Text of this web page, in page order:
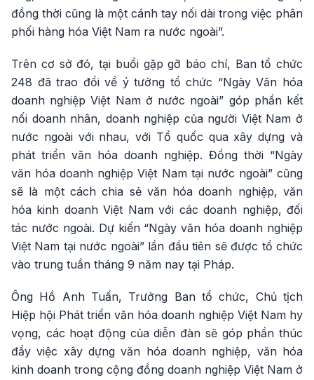
đồng thời cũng là một cánh tay nối dài trong việc phân
phối hàng hóa Việt Nam ra nước ngoài”.
Trên cơ sở đó, tại buổi gặp gỡ báo chí, Ban tổ chức
248 đã trao đổi về ý tưởng tổ chức “Ngày Văn hóa
doanh nghiệp Việt Nam ở nước ngoài” góp phần kết
nối doanh nhân, doanh nghiệp của người Việt Nam ở
nước ngoài với nhau, với Tổ quốc qua xây dựng và
phát triển văn hóa doanh nghiệp. Đồng thời “Ngày
văn hóa doanh nghiệp Việt Nam tại nước ngoài” cũng
sẽ là một cách chia sẻ văn hóa doanh nghiệp, văn
hóa kinh doanh Việt Nam với các doanh nghiệp, đối
tác nước ngoài. Dự kiến “Ngày văn hóa doanh nghiệp
Việt Nam tại nước ngoài” lần đầu tiên sẽ được tổ chức
vào trung tuần tháng 9 năm nay tại Pháp.
Ông Hồ Anh Tuấn, Trưởng Ban tổ chức, Chủ tịch
Hiệp hội Phát triển văn hóa doanh nghiệp Việt Nam hy
vọng, các hoạt động của diễn đàn sẽ góp phần thúc
đẩy việc xây dựng văn hóa doanh nghiệp, văn hóa
kinh doanh trong cộng đồng doanh nghiệp Việt Nam ở